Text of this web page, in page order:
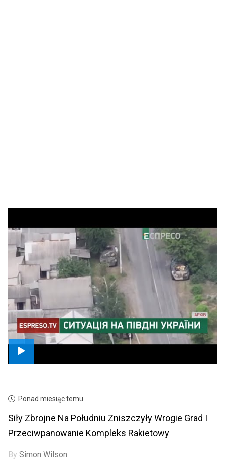
Ponad miesiąc temu
Siły Zbrojne Na Południu Zniszczyły Wrogie Grad I
Przeciwpanowanie Kompleks Rakietowy
BySimon Wilson